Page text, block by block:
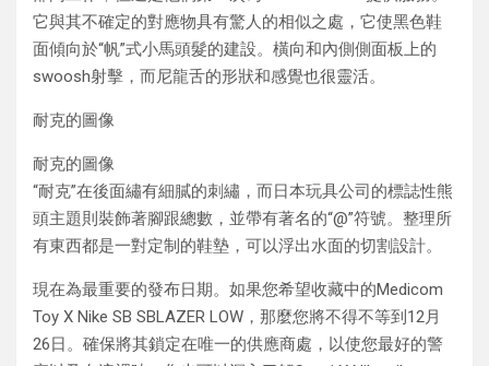
它與其不確定的對應物具有驚人的相似之處，它使黑色鞋
面傾向於“帆”式小馬頭髮的建設。橫向和內側側面板上的
swoosh射擊，而尼龍舌的形狀和感覺也很靈活。
耐克的圖像
耐克的圖像
“耐克”在後面繡有細膩的刺繡，而日本玩具公司的標誌性熊
頭主題則裝飾著腳跟總數，並帶有著名的“@”符號。整理所
有東西都是一對定制的鞋墊，可以浮出水面的切割設計。
現在為最重要的發布日期。如果您希望收藏中的Medicom
Toy X Nike SB SBLAZER LOW，那麼您將不得不等到12月
26日。確保將其鎖定在唯一的供應商處，以使您最好的警